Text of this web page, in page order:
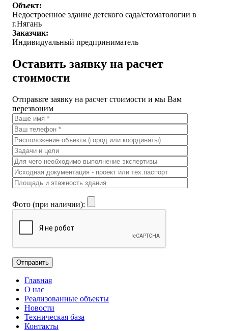
Объект:
Недостроенное здание детского сада/стоматологии в
г.Нягань
Заказчик:
Индивидуальный предприниматель
Оставить заявку на расчет
стоимости
Отправьте заявку на расчет стоимости и мы Вам
перезвоним
Фото (при наличии):
Главная
О нас
Реализованные объекты
Новости
Техническая база
Контакты